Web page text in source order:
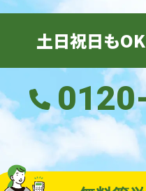
土日祝日も